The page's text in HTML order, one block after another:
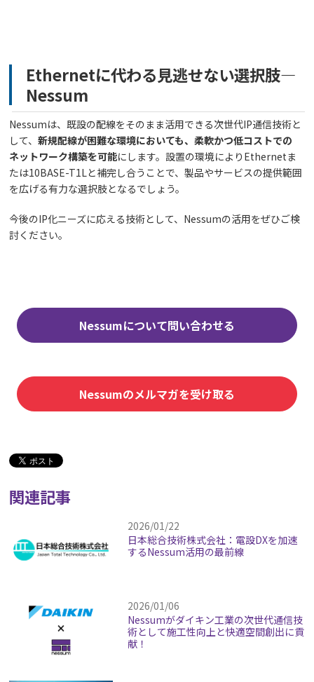
Ethernetに代わる見逃せない選択肢―
Nessum
Nessumは、既設の配線をそのまま活用できる次世代IP通信技術と
して、新規配線が困難な環境においても、柔軟かつ低コストでの
ネットワーク構築を可能にします。設置の環境によりEthernetま
たは10BASE-T1Lと補完し合うことで、製品やサービスの提供範囲
を広げる有力な選択肢となるでしょう。
今後のIP化ニーズに応える技術として、Nessumの活用をぜひご検
討ください。
Nessumについて問い合わせる
Nessumのメルマガを受け取る
関連記事
2026/01/22
日本総合技術株式会社：電設DXを加速
するNessum活用の最前線
2026/01/06
Nessumがダイキン工業の次世代通信技
術として施工性向上と快適空間創出に貢
献！